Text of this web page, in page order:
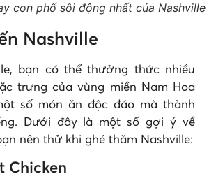
con phố sôi động nhất của Nashville
Nashville
bạn có thể thưởng thức nhiều
trưng của vùng miền Nam Hoa
số món ăn độc đáo mà thành
Dưới đây là một số gợi ý về
nên thử khi ghé thăm Nashville:
Chicken